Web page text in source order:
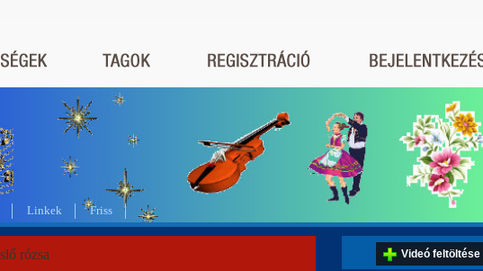
Linkek Friss
rózsa Videó feltöltése